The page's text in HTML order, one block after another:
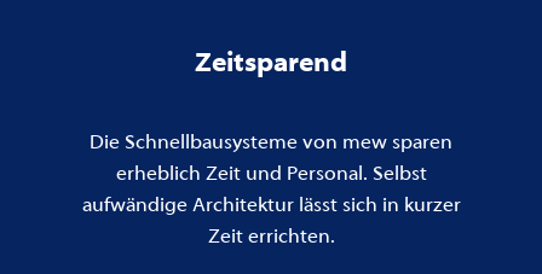
Zeitsparend
Die Schnellbausysteme von mew sparen
erheblich Zeit und Personal. Selbst
aufwändige Architektur lässt sich in kurzer
Zeit errichten.